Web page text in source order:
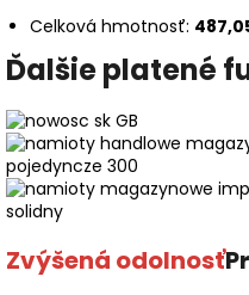
Celková hmotnosť:
Ďalšie platené
Zvýšená odolnosť